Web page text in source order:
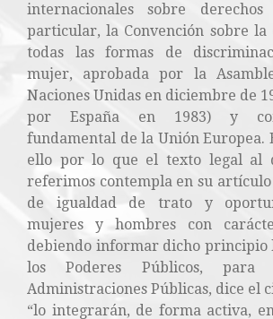
internacionales sobre
particular, la Convención sobre la
todas las formas de
mujer, aprobada por la
Naciones Unidas en diciembre de
por España en 1983) y
fundamental de la Unión Europea.
ello por lo que el texto legal al
referimos contempla en su
de igualdad de trato y
mujeres y hombres con
debiendo informar dicho principio
los Poderes Públicos,
Administraciones Públicas, dice el
“lo integrarán, de forma activa,